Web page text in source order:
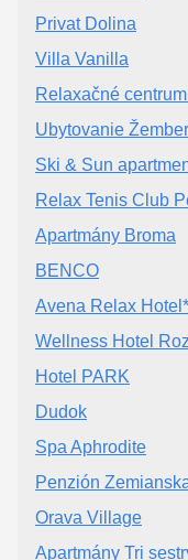
Privat Dolina
Villa Vanilla
Relaxačné
Ubytovanie
Ski & Sun
Relax Tenis Club
Apartmány Broma
BENCO
Avena Relax
Wellness Hotel
Hotel PARK
Dudok
Spa Aphrodite
Penzión
Orava Village
Apartmány Tri